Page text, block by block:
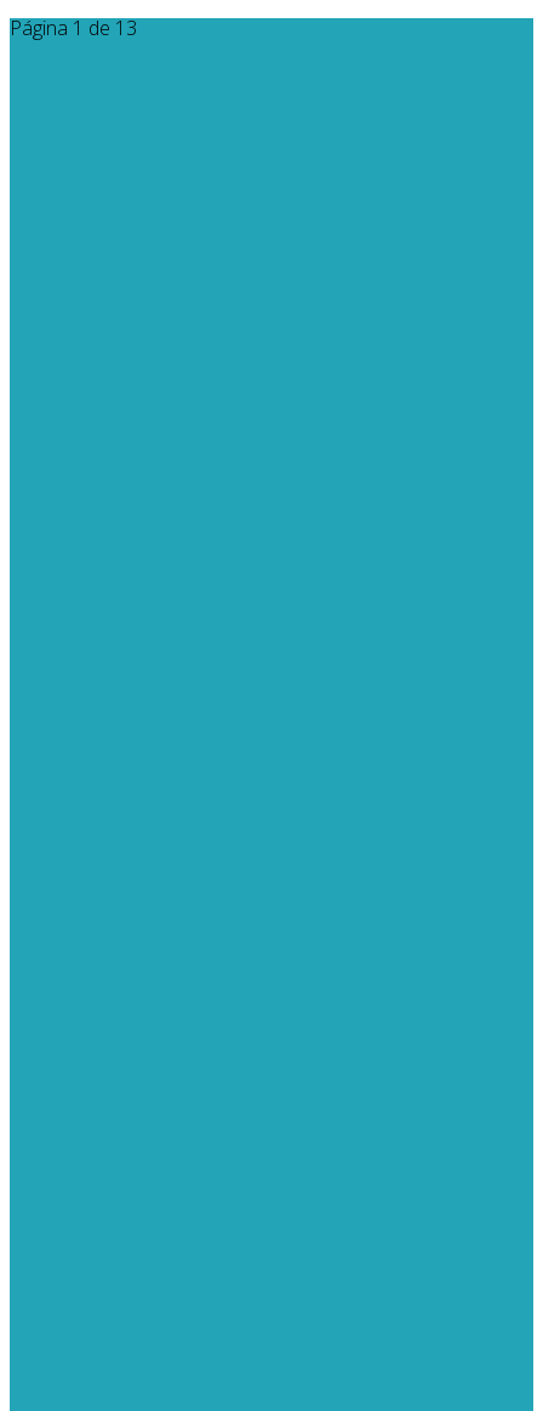
Página 1 de 13